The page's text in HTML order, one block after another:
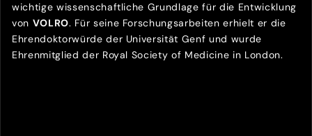
wichtige wissenschaftliche Grundlage für die Entwicklung
von VOLRO. Für seine Forschungsarbeiten erhielt er die
Ehrendoktorwürde der Universität Genf und wurde
Ehrenmitglied der Royal Society of Medicine in London.